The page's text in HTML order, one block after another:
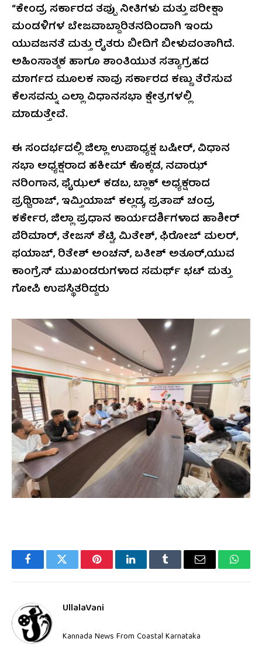
“ಕೇಂದ್ರ ಸರ್ಕಾರದ ತಪ್ಪು ನೀತಿಗಳು ಮತ್ತು ಪರೀಕ್ಷಾ
ಮಂಡಳಿಗಳ ಬೇಜವಾಬ್ದಾರಿತನದಿಂದಾಗಿ ಇಂದು
ಯುವಜನತೆ ಮತ್ತು ರೈತರು ಬೀದಿಗೆ ಬೀಳುವಂತಾಗಿದೆ.
ಅಹಿಂಸಾತ್ಮಕ ಹಾಗೂ ಶಾಂತಿಯುತ ಸತ್ಯಾಗ್ರಹದ
ಮಾರ್ಗದ ಮೂಲಕ ನಾವು ಸರ್ಕಾರದ ಕಣ್ಣು ತೆರೆಸುವ
ಕೆಲಸವನ್ನು ಎಲ್ಲಾ ವಿಧಾನಸಭಾ ಕ್ಷೇತ್ರಗಳಲ್ಲಿ
ಮಾಡುತ್ತೇವೆ.
ಈ ಸಂದರ್ಭದಲ್ಲಿ ಜಿಲ್ಲಾ ಉಪಾಧ್ಯಕ್ಷ ಬಷೀರ್, ವಿಧಾನ
ಸಭಾ ಅಧ್ಯಕ್ಷರಾದ ಹಕೀಮ್ ಕೊಕ್ಕಡ, ನವಾಝ್
ನರಿಂಗಾನ, ಫೈಝಲ್ ಕಡಬ, ಬ್ಲಾಕ್ ಅಧ್ಯಕ್ಷರಾದ
ಪ್ರಥ್ವಿರಾಜ್, ಇಮ್ತಿಯಾಜ್ ಕಲ್ಲಡ್ಕ, ಪ್ರತಾಪ್ ಚಂದ್ರ
ಕರ್ಕೇರ, ಜಿಲ್ಲಾ ಪ್ರಧಾನ ಕಾರ್ಯದರ್ಶಿಗಳಾದ ಹಾಶೀರ್
ಪೆರಿಮಾರ್, ತೇಜಸ್ ಶೆಟ್ಟಿ, ಮಿತೇಶ್, ಫಿರೋಜ್ ಮಲರ್,
ಫಯಾಜ್, ರಿತೇಶ್ ಅಂಚನ್, ಬತೀಶ್ ಅತೂರ್,ಯುವ
ಕಾಂಗ್ರೆಸ್ ಮುಖಂಡರುಗಳಾದ ಸಮರ್ಥ್ ಭಟ್ ಮತ್ತು
ಗೋಪಿ ಉಪಸ್ಥಿತರಿದ್ದರು
FacebookTwitter PinterestLinkedInTumblr Email
UllalaVani
Kannada News From Coastal Karnataka